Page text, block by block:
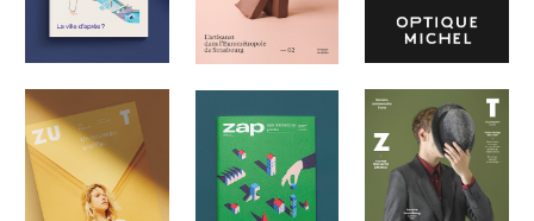
DESIGN ÉDITORIAL DESIGN ÉDITORIAL IDENTITÉ VISUELLE